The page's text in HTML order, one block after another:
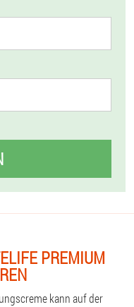
PREMIUM
kann auf der